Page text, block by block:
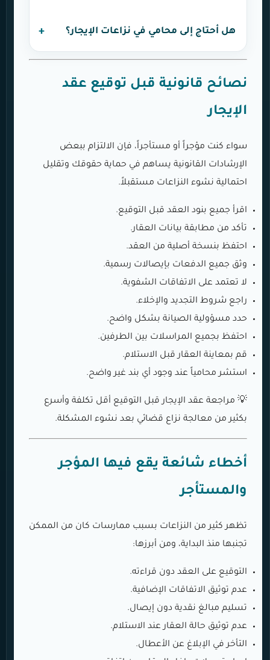
هل أحتاج إلى محامي في نزاعات الإيجار؟
نصائح قانونية قبل توقيع عقد
الإيجار
سواء كنت مؤجراً أو مستأجراً، فإن الالتزام ببعض
الإرشادات القانونية يساهم في حماية حقوقك وتقليل
احتمالية نشوء النزاعات مستقبلاً.
اقرأ جميع بنود العقد قبل التوقيع.
تأكد من مطابقة بيانات العقار.
احتفظ بنسخة أصلية من العقد.
وثق جميع الدفعات بإيصالات رسمية.
لا تعتمد على الاتفاقات الشفوية.
راجع شروط التجديد والإخلاء.
حدد مسؤولية الصيانة بشكل واضح.
احتفظ بجميع المراسلات بين الطرفين.
قم بمعاينة العقار قبل الاستلام.
استشر محامياً عند وجود أي بند غير واضح.
💡 مراجعة عقد الإيجار قبل التوقيع أقل تكلفة وأسرع
بكثير من معالجة نزاع قضائي بعد نشوء المشكلة.
أخطاء شائعة يقع فيها المؤجر
والمستأجر
تظهر كثير من النزاعات بسبب ممارسات كان من الممكن
تجنبها منذ البداية، ومن أبرزها:
التوقيع على العقد دون قراءته.
عدم توثيق الاتفاقات الإضافية.
تسليم مبالغ نقدية دون إيصال.
عدم توثيق حالة العقار عند الاستلام.
التأخر في الإبلاغ عن الأعطال.